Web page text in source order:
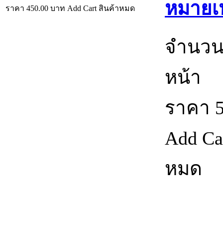
ราคา 450.00 บาท Add Cart สินค้าหมด
หมาย
จำนว
หน้า
ราคา
Add
หมด